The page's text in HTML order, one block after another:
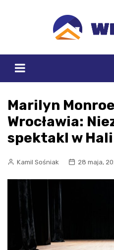
Marilyn
Wrocławia:
spektakl w
Kamil Sośniak 28 maja,